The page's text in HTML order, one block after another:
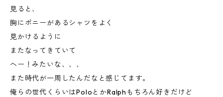
見ると、
胸にポニーがあるシャツをよく
見かけるように
またなってきていて
へー！みたいな、、、
また時代が一周したんだなと感じてます。
俺らの世代くらいはPoloとかRalphもちろん好きだけど